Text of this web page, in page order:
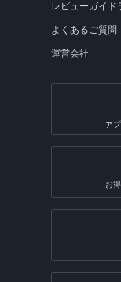
レビューガイド
よくあるご質問
運営会社
ア
お